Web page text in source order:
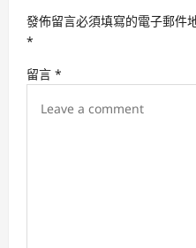
a
t
i
發佈留言必須填寫的電子郵件
*
留言 *